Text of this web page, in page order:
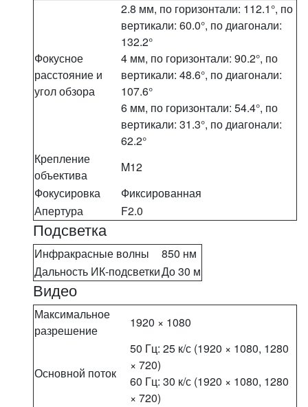
Фокусное
расстояние и
угол обзора
2.8 мм, по горизонтали: 112.1°, по
вертикали: 60.0°, по диагонали:
132.2°
4 мм, по горизонтали: 90.2°, по
вертикали: 48.6°, по диагонали:
107.6°
6 мм, по горизонтали: 54.4°, по
вертикали: 31.3°, по диагонали:
62.2°
Крепление
объектива
M12
Фокусировка
Фиксированная
Апертура
F2.0
Подсветка
Инфракрасные волны
850 нм
Дальность ИК-подсветкиДо 30 м
Видео
Максимальное
разрешение
1920 × 1080
Основной поток
50 Гц: 25 к/с (1920 × 1080, 1280
× 720)
60 Гц: 30 к/с (1920 × 1080, 1280
× 720)